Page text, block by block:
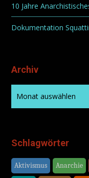
10 Jahre
Dokumentation
Archiv
Schlagwörter
Aktivismus Anarchie